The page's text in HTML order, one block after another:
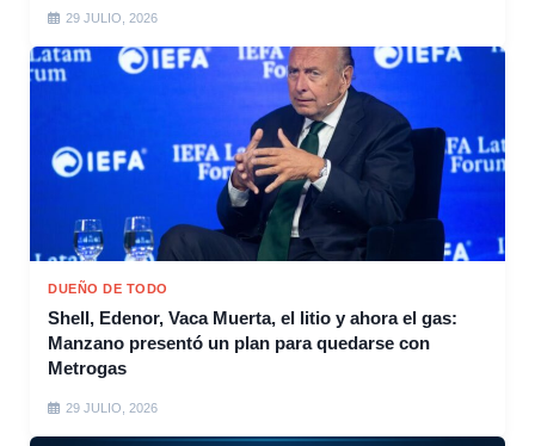
29 JULIO, 2026
DUEÑO DE TODO
Shell, Edenor, Vaca Muerta, el litio y ahora el gas:
Manzano presentó un plan para quedarse con
Metrogas
29 JULIO, 2026